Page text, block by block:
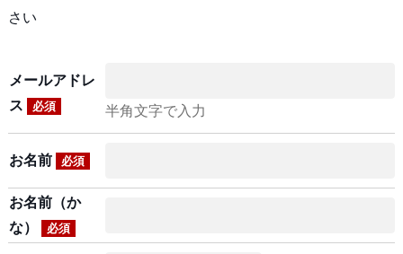
さい
メールアドレ
ス
必須 半角文字で入力
お名前 必須
お名前（か
な）
必須